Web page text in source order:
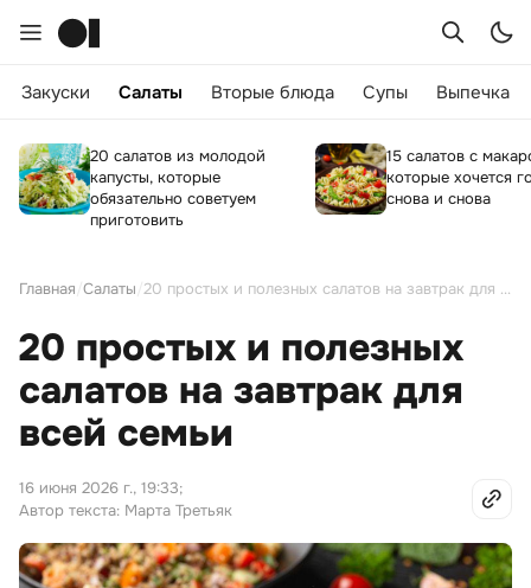
Закуски Салаты Вторые блюда Супы Выпечка
20 салатов из молодой
капусты, которые
обязательно советуем
приготовить
15 салатов с
которые хочется
снова и снова
Главная Салаты 20 простых и полезных салатов на завтрак для всей семьи
20 простых и полезных
салатов на завтрак для
всей семьи
16 июня 2026 г., 19:33;
Автор текста: Марта Третьяк